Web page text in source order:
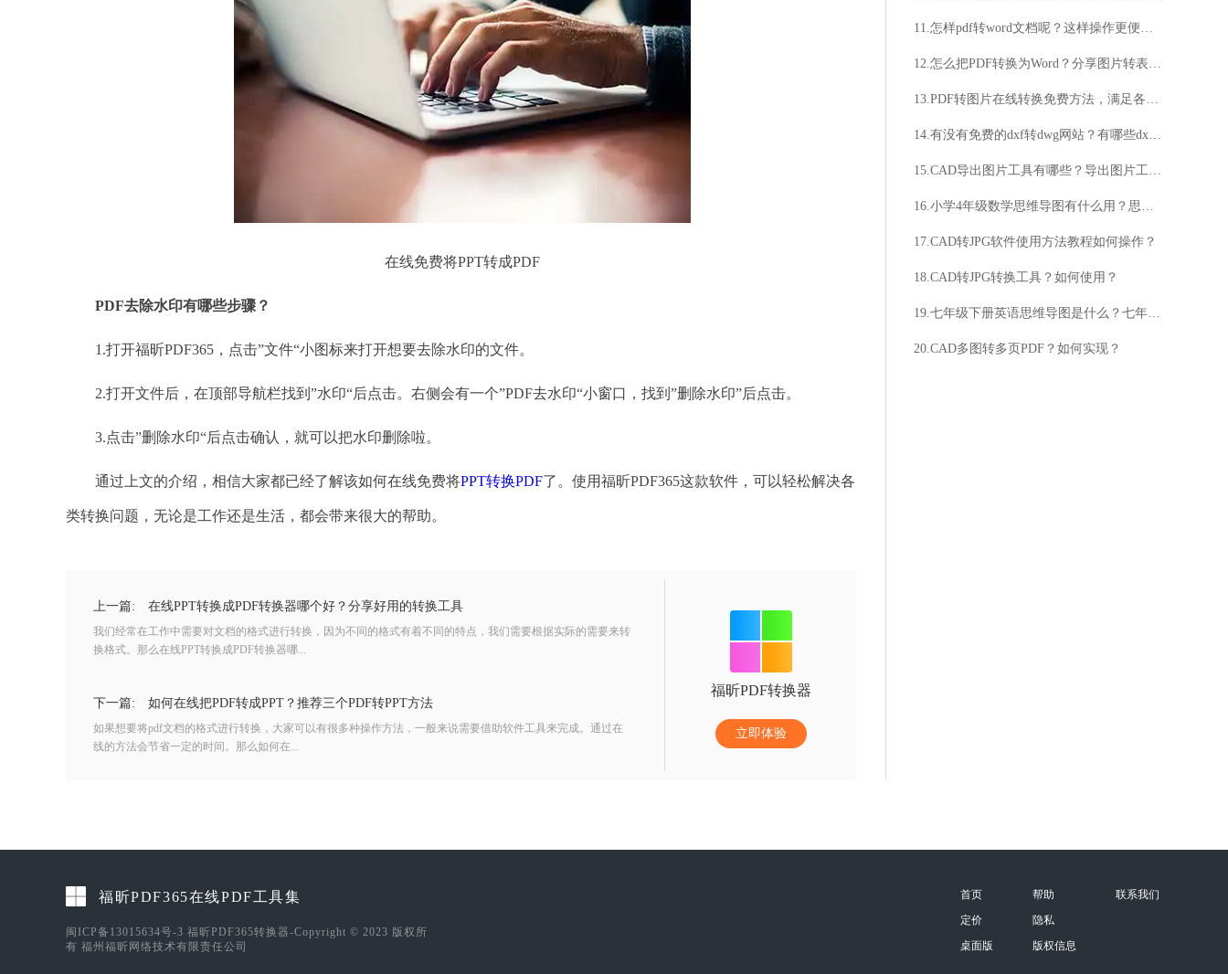
在线免费将PPT转成PDF
PDF去除水印有哪些步骤？
1.打开福昕PDF365，点击”文件“小图标来打开想要去除水印的文件。
2.打开文件后，在顶部导航栏找到”水印“后点击。右侧会有一个”PDF去水印“小窗口，找到”删除水印”后点击。
3.点击”删除水印“后点击确认，就可以把水印删除啦。
通过上文的介绍，相信大家都已经了解该如何在线免费将PPT转换PDF了。使用福昕PDF365这款软件，可以轻松解决各
类转换问题，无论是工作还是生活，都会带来很大的帮助。
上一篇: 在线PPT转换成PDF转换器哪个好？分享好用的转换工具
我们经常在工作中需要对文档的格式进行转换，因为不同的格式有着不同的特点，我们需要根据实际的需要来转
换格式。那么在线PPT转换成PDF转换器哪...
下一篇: 如何在线把PDF转成PPT？推荐三个PDF转PPT方法
如果想要将pdf文档的格式进行转换，大家可以有很多种操作方法，一般来说需要借助软件工具来完成。通过在
线的方法会节省一定的时间。那么如何在...
福昕PDF转换器
立即体验
11.怎样pdf转word文档呢？这样操作更便捷！
12.怎么把PDF转换为Word？分享图片转表格的技巧
13.PDF转图片在线转换免费方法，满足各种需求
14.有没有免费的dxf转dwg网站？有哪些dxf转dwg网站？
15.CAD导出图片工具有哪些？导出图片工具如何使用？
16.小学4年级数学思维导图有什么用？思维导图如何帮助小学生学习数学？
17.CAD转JPG软件使用方法教程如何操作？
18.CAD转JPG转换工具？如何使用？
19.七年级下册英语思维导图是什么？七年级下册英语思维导图有什么作用？
20.CAD多图转多页PDF？如何实现？
福昕PDF365在线PDF工具集
闽ICP备13015634号-3 福昕PDF365转换器-Copyright © 2023 版权所
有 福州福昕网络技术有限责任公司
首页
定价
桌面版
帮助
隐私
版权信息
联系我们